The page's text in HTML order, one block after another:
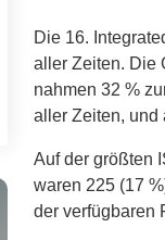
Die 16.
aller Zeiten. Die
nahmen 32 %
aller Zeiten, und
Auf der größten
waren 225 (17
der verfügbaren